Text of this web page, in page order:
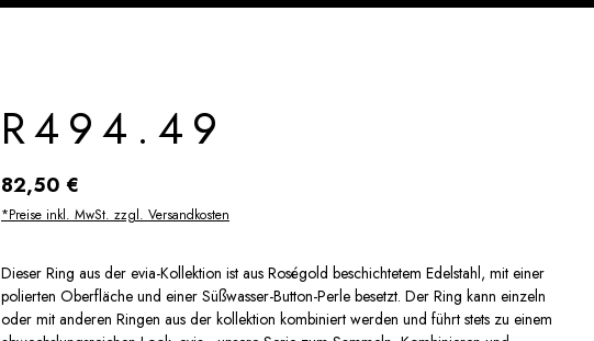
R494.49
Regulärer Preis:
82,50 €
*Preise inkl. MwSt. zzgl. Versandkosten
Dieser Ring aus der evia-Kollektion ist aus Roségold beschichtetem Edelstahl, mit einer
polierten Oberfläche und einer Süßwasser-Button-Perle besetzt. Der Ring kann einzeln
oder mit anderen Ringen aus der kollektion kombiniert werden und führt stets zu einem